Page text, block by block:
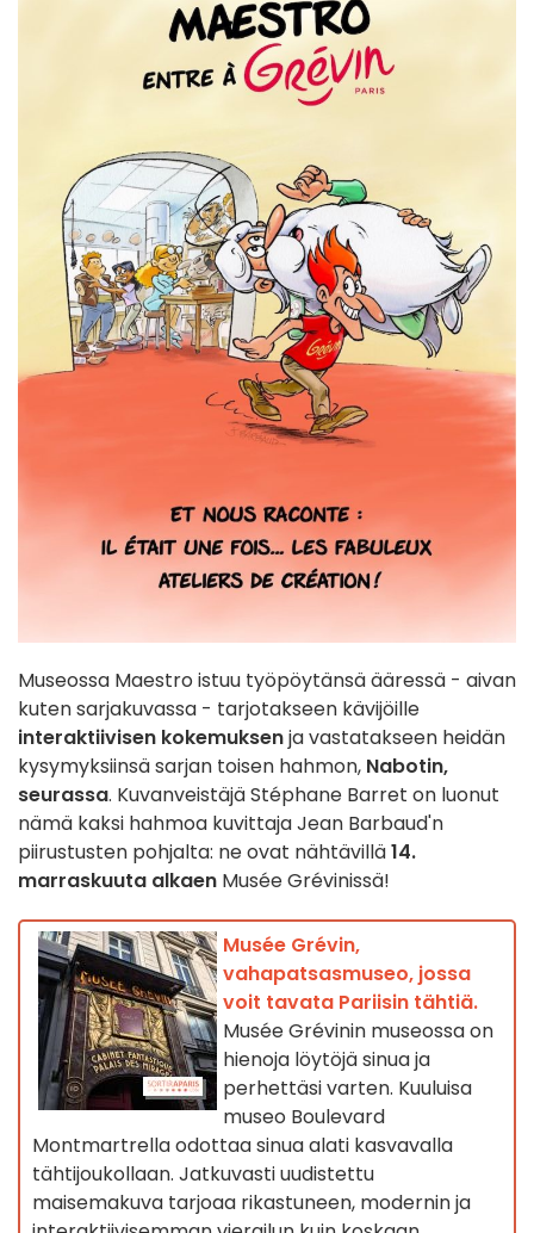
Museossa Maestro istuu työpöytänsä ääressä - aivan
kuten sarjakuvassa - tarjotakseen kävijöille
interaktiivisen kokemuksenja vastatakseen heidän
kysymyksiinsä sarjan toisen hahmon, Nabotin,
seurassa. Kuvanveistäjä Stéphane Barret on luonut
nämä kaksi hahmoa kuvittaja Jean Barbaud'n
piirustusten pohjalta: ne ovat nähtävillä14.
marraskuuta alkaen Musée Grévinissä!
Musée Grévin,
vahapatsasmuseo, jossa
voit tavata Pariisin tähtiä.
Musée Grévinin museossa on
hienoja löytöjä sinua ja
perhettäsi varten. Kuuluisa
museo Boulevard
Montmartrella odottaa sinua alati kasvavalla
tähtijoukollaan. Jatkuvasti uudistettu
maisemakuva tarjoaa rikastuneen, modernin ja